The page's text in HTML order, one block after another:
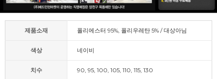
제품소재 폴리에스터 95%, 폴리우레탄 5% / 대상아님
색상 네이비
치수 90, 95, 100, 105, 110, 115, 130